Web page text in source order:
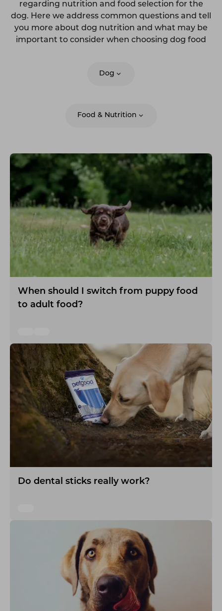
regarding nutrition and food selection for the
dog. Here we address common questions and tell
you more about dog nutrition and what may be
important to consider when choosing dog food
Dog
Food & Nutrition
When should I switch from puppy food
to adult food?
Do dental sticks really work?